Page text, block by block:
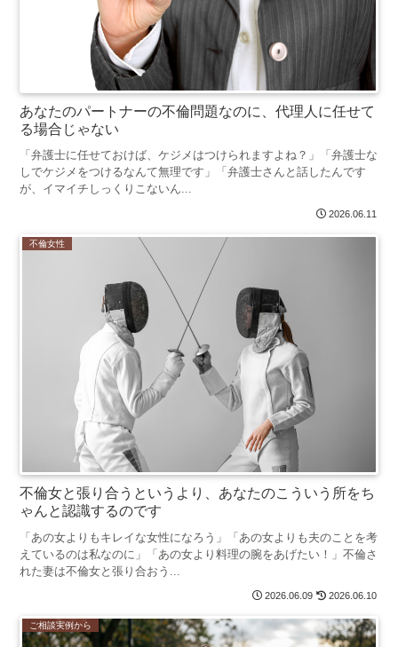
あなたのパートナーの不倫問題なのに、代理人に任せて
る場合じゃない
「弁護士に任せておけば、ケジメはつけられますよね？」「弁護士な
しでケジメをつけるなんて無理です」「弁護士さんと話したんです
が、イマイチしっくりこないん...
2026.06.11
不倫女性
不倫女と張り合うというより、あなたのこういう所をち
ゃんと認識するのです
「あの女よりもキレイな女性になろう」「あの女よりも夫のことを考
えているのは私なのに」「あの女より料理の腕をあげたい！」不倫さ
れた妻は不倫女と張り合おう...
2026.06.09 2026.06.10
ご相談実例から